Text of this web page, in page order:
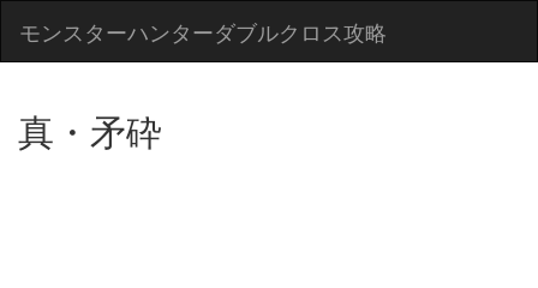
モンスターハンターダブルクロス攻略
真・矛砕